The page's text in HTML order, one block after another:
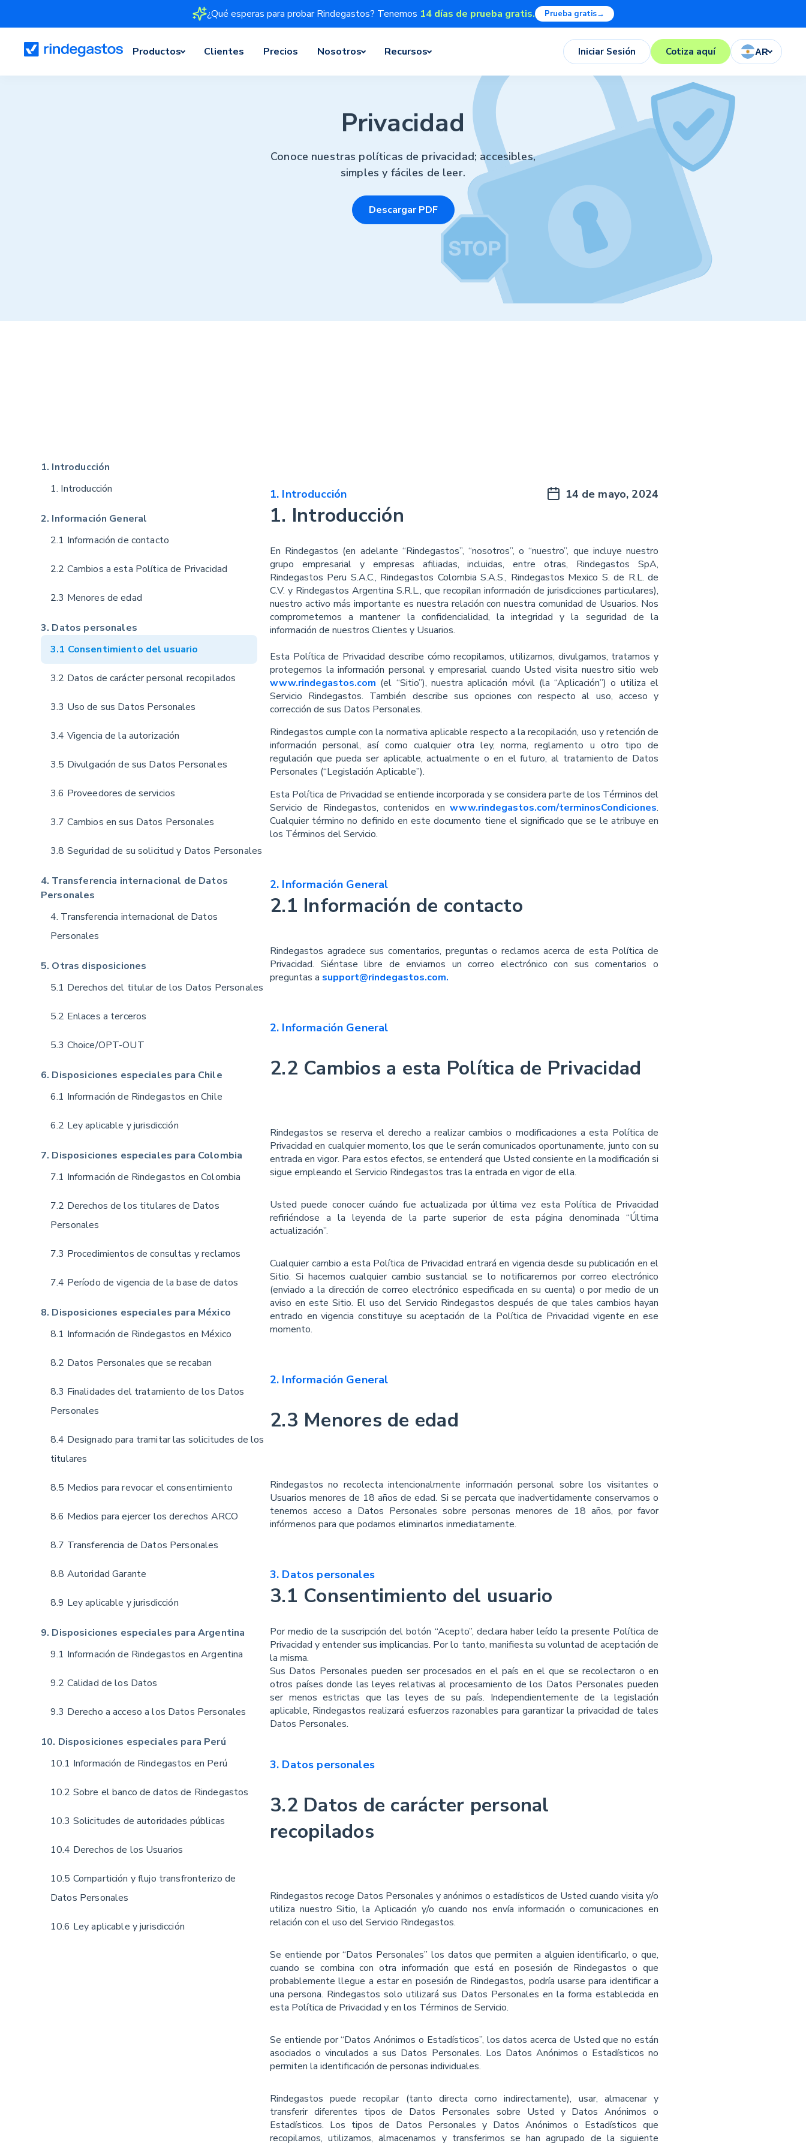
¿Qué esperas para probar Rindegastos? Tenemos 14 días de prueba gratis. Prueba gratis→
Productos Clientes Precios Nosotros Recursos Iniciar Sesión Cotiza aquí AR
Privacidad
Conoce nuestras políticas de privacidad; accesibles,
simples y fáciles de leer.
Descargar PDF
1. Introducción
1. Introducción
2. Información General
2.1 Información de contacto
2.2 Cambios a esta Política de Privacidad
2.3 Menores de edad
3. Datos personales
3.1 Consentimiento del usuario
3.2 Datos de carácter personal recopilados
3.3 Uso de sus Datos Personales
3.4 Vigencia de la autorización
3.5 Divulgación de sus Datos Personales
3.6 Proveedores de servicios
3.7 Cambios en sus Datos Personales
3.8 Seguridad de su solicitud y Datos Personales
4. Transferencia internacional de Datos
Personales
4. Transferencia internacional de Datos
Personales
5. Otras disposiciones
5.1 Derechos del titular de los Datos Personales
5.2 Enlaces a terceros
5.3 Choice/OPT-OUT
6. Disposiciones especiales para Chile
6.1 Información de Rindegastos en Chile
6.2 Ley aplicable y jurisdicción
7. Disposiciones especiales para Colombia
7.1 Información de Rindegastos en Colombia
7.2 Derechos de los titulares de Datos
Personales
7.3 Procedimientos de consultas y reclamos
7.4 Período de vigencia de la base de datos
8. Disposiciones especiales para México
8.1 Información de Rindegastos en México
8.2 Datos Personales que se recaban
8.3 Finalidades del tratamiento de los Datos
Personales
8.4 Designado para tramitar las solicitudes de los
titulares
8.5 Medios para revocar el consentimiento
8.6 Medios para ejercer los derechos ARCO
8.7 Transferencia de Datos Personales
8.8 Autoridad Garante
8.9 Ley aplicable y jurisdicción
9. Disposiciones especiales para Argentina
9.1 Información de Rindegastos en Argentina
9.2 Calidad de los Datos
9.3 Derecho a acceso a los Datos Personales
10. Disposiciones especiales para Perú
10.1 Información de Rindegastos en Perú
10.2 Sobre el banco de datos de Rindegastos
10.3 Solicitudes de autoridades públicas
10.4 Derechos de los Usuarios
10.5 Compartición y flujo transfronterizo de
Datos Personales
10.6 Ley aplicable y jurisdicción
1. Introducción
1. Introducción
14 de mayo, 2024
En Rindegastos (en adelante “Rindegastos”, “nosotros”, o “nuestro”, que incluye nuestro
grupo empresarial y empresas afiliadas, incluidas, entre otras, Rindegastos SpA,
Rindegastos Peru S.A.C., Rindegastos Colombia S.A.S., Rindegastos Mexico S. de R.L. de
C.V. y Rindegastos Argentina S.R.L., que recopilan información de jurisdicciones particulares),
nuestro activo más importante es nuestra relación con nuestra comunidad de Usuarios. Nos
comprometemos a mantener la confidencialidad, la integridad y la seguridad de la
información de nuestros Clientes y Usuarios.
Esta Política de Privacidad describe cómo recopilamos, utilizamos, divulgamos, tratamos y
protegemos la información personal y empresarial cuando Usted visita nuestro sitio web
www.rindegastos.com (el “Sitio”), nuestra aplicación móvil (la “Aplicación”) o utiliza el
Servicio Rindegastos. También describe sus opciones con respecto al uso, acceso y
corrección de sus Datos Personales.
Rindegastos cumple con la normativa aplicable respecto a la recopilación, uso y retención de
información personal, así como cualquier otra ley, norma, reglamento u otro tipo de
regulación que pueda ser aplicable, actualmente o en el futuro, al tratamiento de Datos
Personales (“Legislación Aplicable”).
Esta Política de Privacidad se entiende incorporada y se considera parte de los Términos del
Servicio de Rindegastos, contenidos en www.rindegastos.com/terminosCondiciones.
Cualquier término no definido en este documento tiene el significado que se le atribuye en
los Términos del Servicio.
2. Información General
2.1 Información de contacto
Rindegastos agradece sus comentarios, preguntas o reclamos acerca de esta Política de
Privacidad. Siéntase libre de enviarnos un correo electrónico con sus comentarios o
preguntas a support@rindegastos.com.
2. Información General
2.2 Cambios a esta Política de Privacidad
Rindegastos se reserva el derecho a realizar cambios o modiﬁcaciones a esta Política de
Privacidad en cualquier momento, los que le serán comunicados oportunamente, junto con su
entrada en vigor. Para estos efectos, se entenderá que Usted consiente en la modificación si
sigue empleando el Servicio Rindegastos tras la entrada en vigor de ella.
Usted puede conocer cuándo fue actualizada por última vez esta Política de Privacidad
refiriéndose a la leyenda de la parte superior de esta página denominada “Última
actualización”.
Cualquier cambio a esta Política de Privacidad entrará en vigencia desde su publicación en el
Sitio. Si hacemos cualquier cambio sustancial se lo notiﬁcaremos por correo electrónico
(enviado a la dirección de correo electrónico especiﬁcada en su cuenta) o por medio de un
aviso en este Sitio. El uso del Servicio Rindegastos después de que tales cambios hayan
entrado en vigencia constituye su aceptación de la Política de Privacidad vigente en ese
momento.
2. Información General
2.3 Menores de edad
Rindegastos no recolecta intencionalmente información personal sobre los visitantes o
Usuarios menores de 18 años de edad. Si se percata que inadvertidamente conservamos o
tenemos acceso a Datos Personales sobre personas menores de 18 años, por favor
infórmenos para que podamos eliminarlos inmediatamente.
3. Datos personales
3.1 Consentimiento del usuario
Por medio de la suscripción del botón “Acepto”, declara haber leído la presente Política de
Privacidad y entender sus implicancias. Por lo tanto, manifiesta su voluntad de aceptación de
la misma.
Sus Datos Personales pueden ser procesados en el país en el que se recolectaron o en
otros países donde las leyes relativas al procesamiento de los Datos Personales pueden
ser menos estrictas que las leyes de su país. Independientemente de la legislación
aplicable, Rindegastos realizará esfuerzos razonables para garantizar la privacidad de tales
Datos Personales.
3. Datos personales
3.2 Datos de carácter personal
recopilados
Rindegastos recoge Datos Personales y anónimos o estadísticos de Usted cuando visita y/o
utiliza nuestro Sitio, la Aplicación y/o cuando nos envía información o comunicaciones en
relación con el uso del Servicio Rindegastos.
Se entiende por “Datos Personales” los datos que permiten a alguien identificarlo, o que,
cuando se combina con otra información que está en posesión de Rindegastos o que
probablemente llegue a estar en posesión de Rindegastos, podría usarse para identiﬁcar a
una persona. Rindegastos solo utilizará sus Datos Personales en la forma establecida en
esta Política de Privacidad y en los Términos de Servicio.
Se entiende por “Datos Anónimos o Estadísticos”, los datos acerca de Usted que no están
asociados o vinculados a sus Datos Personales. Los Datos Anónimos o Estadísticos no
permiten la identiﬁcación de personas individuales.
Rindegastos puede recopilar (tanto directa como indirectamente), usar, almacenar y
transferir diferentes tipos de Datos Personales sobre Usted y Datos Anónimos o
Estadísticos. Los tipos de Datos Personales y Datos Anónimos o Estadísticos que
recopilamos, utilizamos, almacenamos y transferimos se han agrupado de la siguiente